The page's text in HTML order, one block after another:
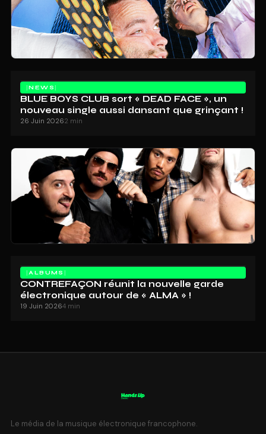
NEWS
BLUE BOYS CLUB sort « DEAD FACE », un
nouveau single aussi dansant que grinçant !
26 Juin 20262 min
ALBUMS
CONTREFAÇON réunit la nouvelle garde
électronique autour de « ALMA » !
19 Juin 20264 min
Le média de la musique électronique francophone.